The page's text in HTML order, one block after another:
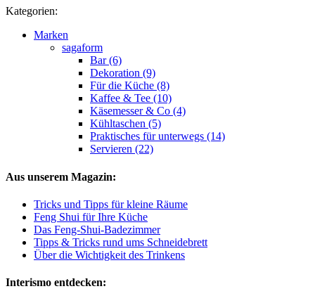
Kategorien:
Marken
sagaform
Bar (6)
Dekoration (9)
Für die Küche (8)
Kaffee & Tee (10)
Käsemesser & Co (4)
Kühltaschen (5)
Praktisches für unterwegs (14)
Servieren (22)
Aus unserem Magazin:
Tricks und Tipps für kleine Räume
Feng Shui für Ihre Küche
Das Feng-Shui-Badezimmer
Tipps & Tricks rund ums Schneidebrett
Über die Wichtigkeit des Trinkens
Interismo entdecken: